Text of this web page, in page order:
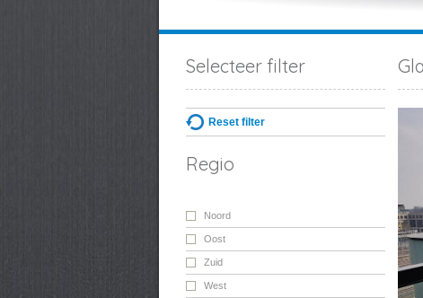
Selecteer filter
Reset filter
Regio
Noord
Oost
Zuid
West